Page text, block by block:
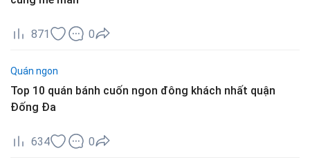
871 0
Quán ngon
Top 10 quán bánh cuốn ngon đông khách nhất quận
Đống Đa
634 0